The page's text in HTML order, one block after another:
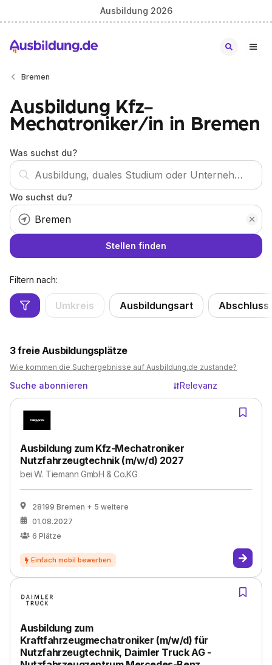
Ausbildung 2026
Bremen
Ausbildung Kfz-
Mechatroniker/in in Bremen
Was suchst du?
Wo suchst du?
Stellen finden
Filtern nach:
Umkreis Ausbildungsart Abschluss
3freie Ausbildungsplätze
Wie kommen die Suchergebnisse auf Ausbildung.de zustande?
Suche abonnieren Relevanz
Ausbildung zum Kfz-Mechatroniker
Nutzfahrzeugtechnik (m/w/d) 2027
beiW. Tiemann GmbH & Co.KG
28199 Bremen + 5 weitere
01.08.2027
6 Plätze
Ausbildung zum
Kraftfahrzeugmechatroniker (m/w/d) für
Nutzfahrzeugtechnik, Daimler Truck AG -